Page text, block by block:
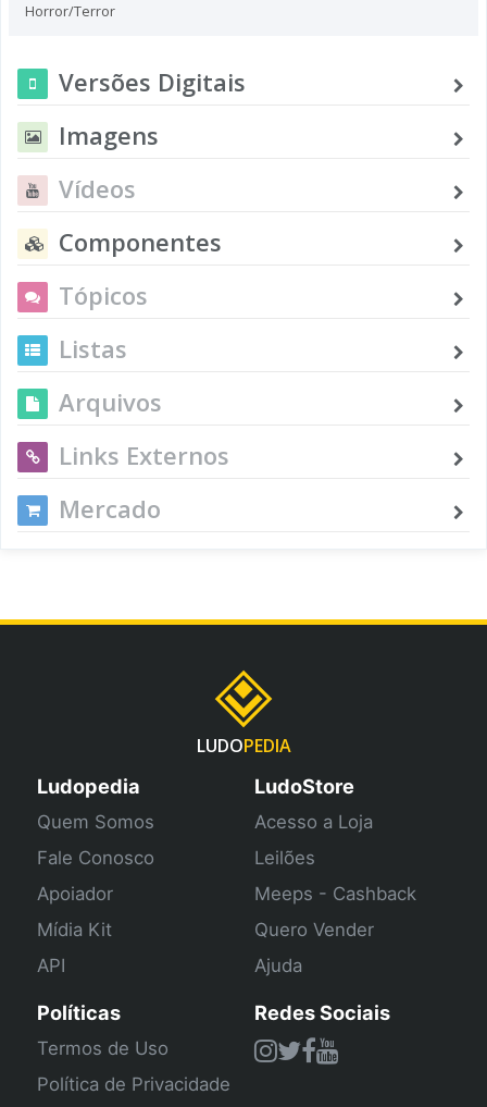
Horror/Terror
Versões Digitais
Imagens
Vídeos
Componentes
Tópicos
Listas
Arquivos
Links Externos
Mercado
LUDOPEDIA
Ludopedia
Quem Somos
Fale Conosco
Apoiador
Mídia Kit
API
LudoStore
Acesso a Loja
Leilões
Meeps - Cashback
Quero Vender
Ajuda
Políticas
Termos de Uso
Política de Privacidade
Redes Sociais